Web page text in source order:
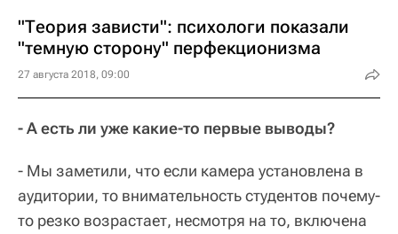
"Теория зависти": психологи показали
"темную сторону" перфекционизма
27 августа 2018, 09:00
- А есть ли уже какие-то первые выводы?
- Мы заметили, что если камера установлена в
аудитории, то внимательность студентов почему-
то резко возрастает, несмотря на то, включена